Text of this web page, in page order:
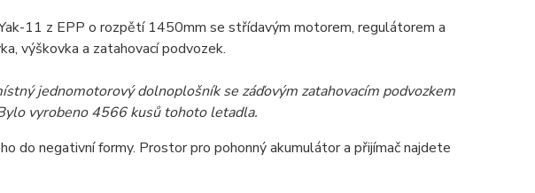
11 z EPP o rozpětí 1450mm se střídavým motorem, regulátorem a
výškovka a zatahovací podvozek.
jednomotorový dolnoplošník se záďovým zatahovacím podvozkem
vyrobeno 4566 kusů tohoto letadla.
do negativní formy. Prostor pro pohonný akumulátor a přijímač najdete